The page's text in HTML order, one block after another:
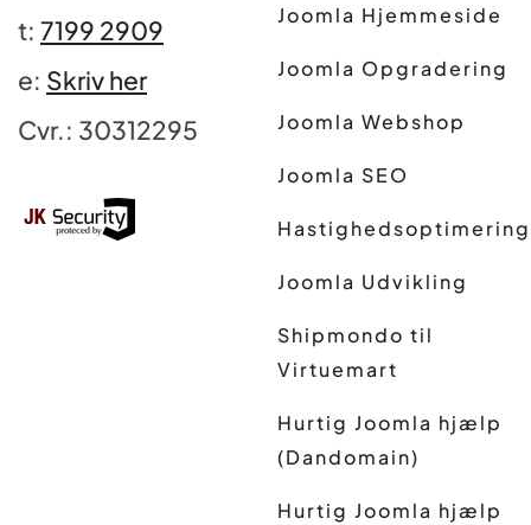
t: 7199 2909
e: Skriv her
Cvr.: 30312295
Joomla Hjemmeside
Joomla Opgradering
Joomla Webshop
Joomla SEO
Hastighedsoptimering
Joomla Udvikling
Shipmondo til
Virtuemart
Hurtig Joomla hjælp
(Dandomain)
Hurtig Joomla hjælp